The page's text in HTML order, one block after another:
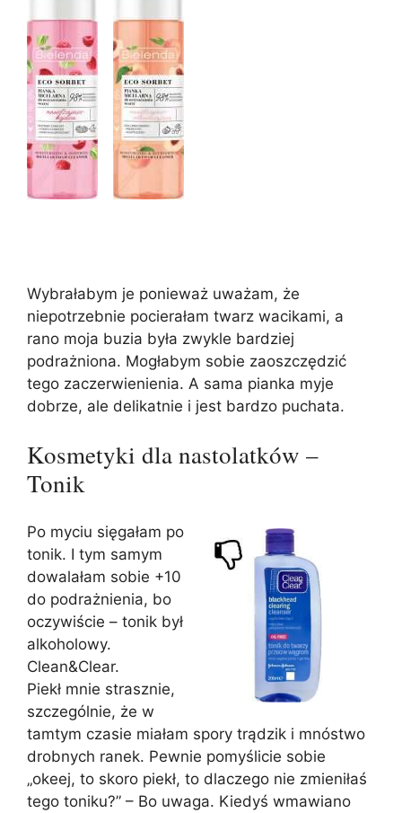
Wybrałabym je ponieważ uważam, że
niepotrzebnie pocierałam twarz wacikami, a
rano moja buzia była zwykle bardziej
podrażniona. Mogłabym sobie zaoszczędzić
tego zaczerwienienia. A sama pianka myje
dobrze, ale delikatnie i jest bardzo puchata.
Kosmetyki dla nastolatków –
Tonik
Po myciu sięgałam po
tonik. I tym samym
dowalałam sobie +10
do podrażnienia, bo
oczywiście – tonik był
alkoholowy.
Clean&Clear.
Piekł mnie strasznie,
szczególnie, że w
tamtym czasie miałam spory trądzik i mnóstwo
drobnych ranek. Pewnie pomyślicie sobie
„okeej, to skoro piekł, to dlaczego nie zmieniłaś
tego toniku?” – Bo uwaga. Kiedyś wmawiano